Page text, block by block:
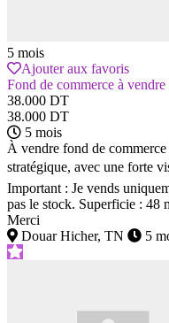
5 mois
Ajouter aux favoris
Fond de commerce à vendre
38.000 DT
38.000 DT
5 mois
À vendre fond de
stratégique, avec une forte
Important : Je vends
pas le stock. Superficie : 48
Merci
Douar Hicher, TN
5